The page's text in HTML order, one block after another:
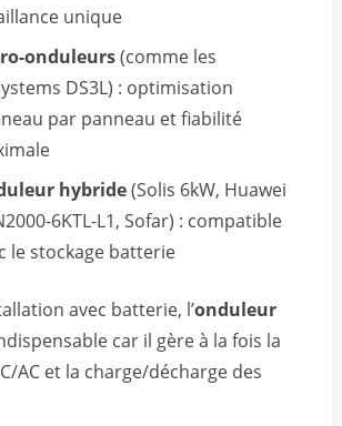
unique
onduleurs(comme les
DS3L) : optimisation
par panneau et fiabilité
hybride(Solis 6kW, Huawei
6KTL-L1, Sofar) : compatible
le stockage batterie
avec batterie, l’onduleur
car il gère à la fois la
AC et la charge/décharge des